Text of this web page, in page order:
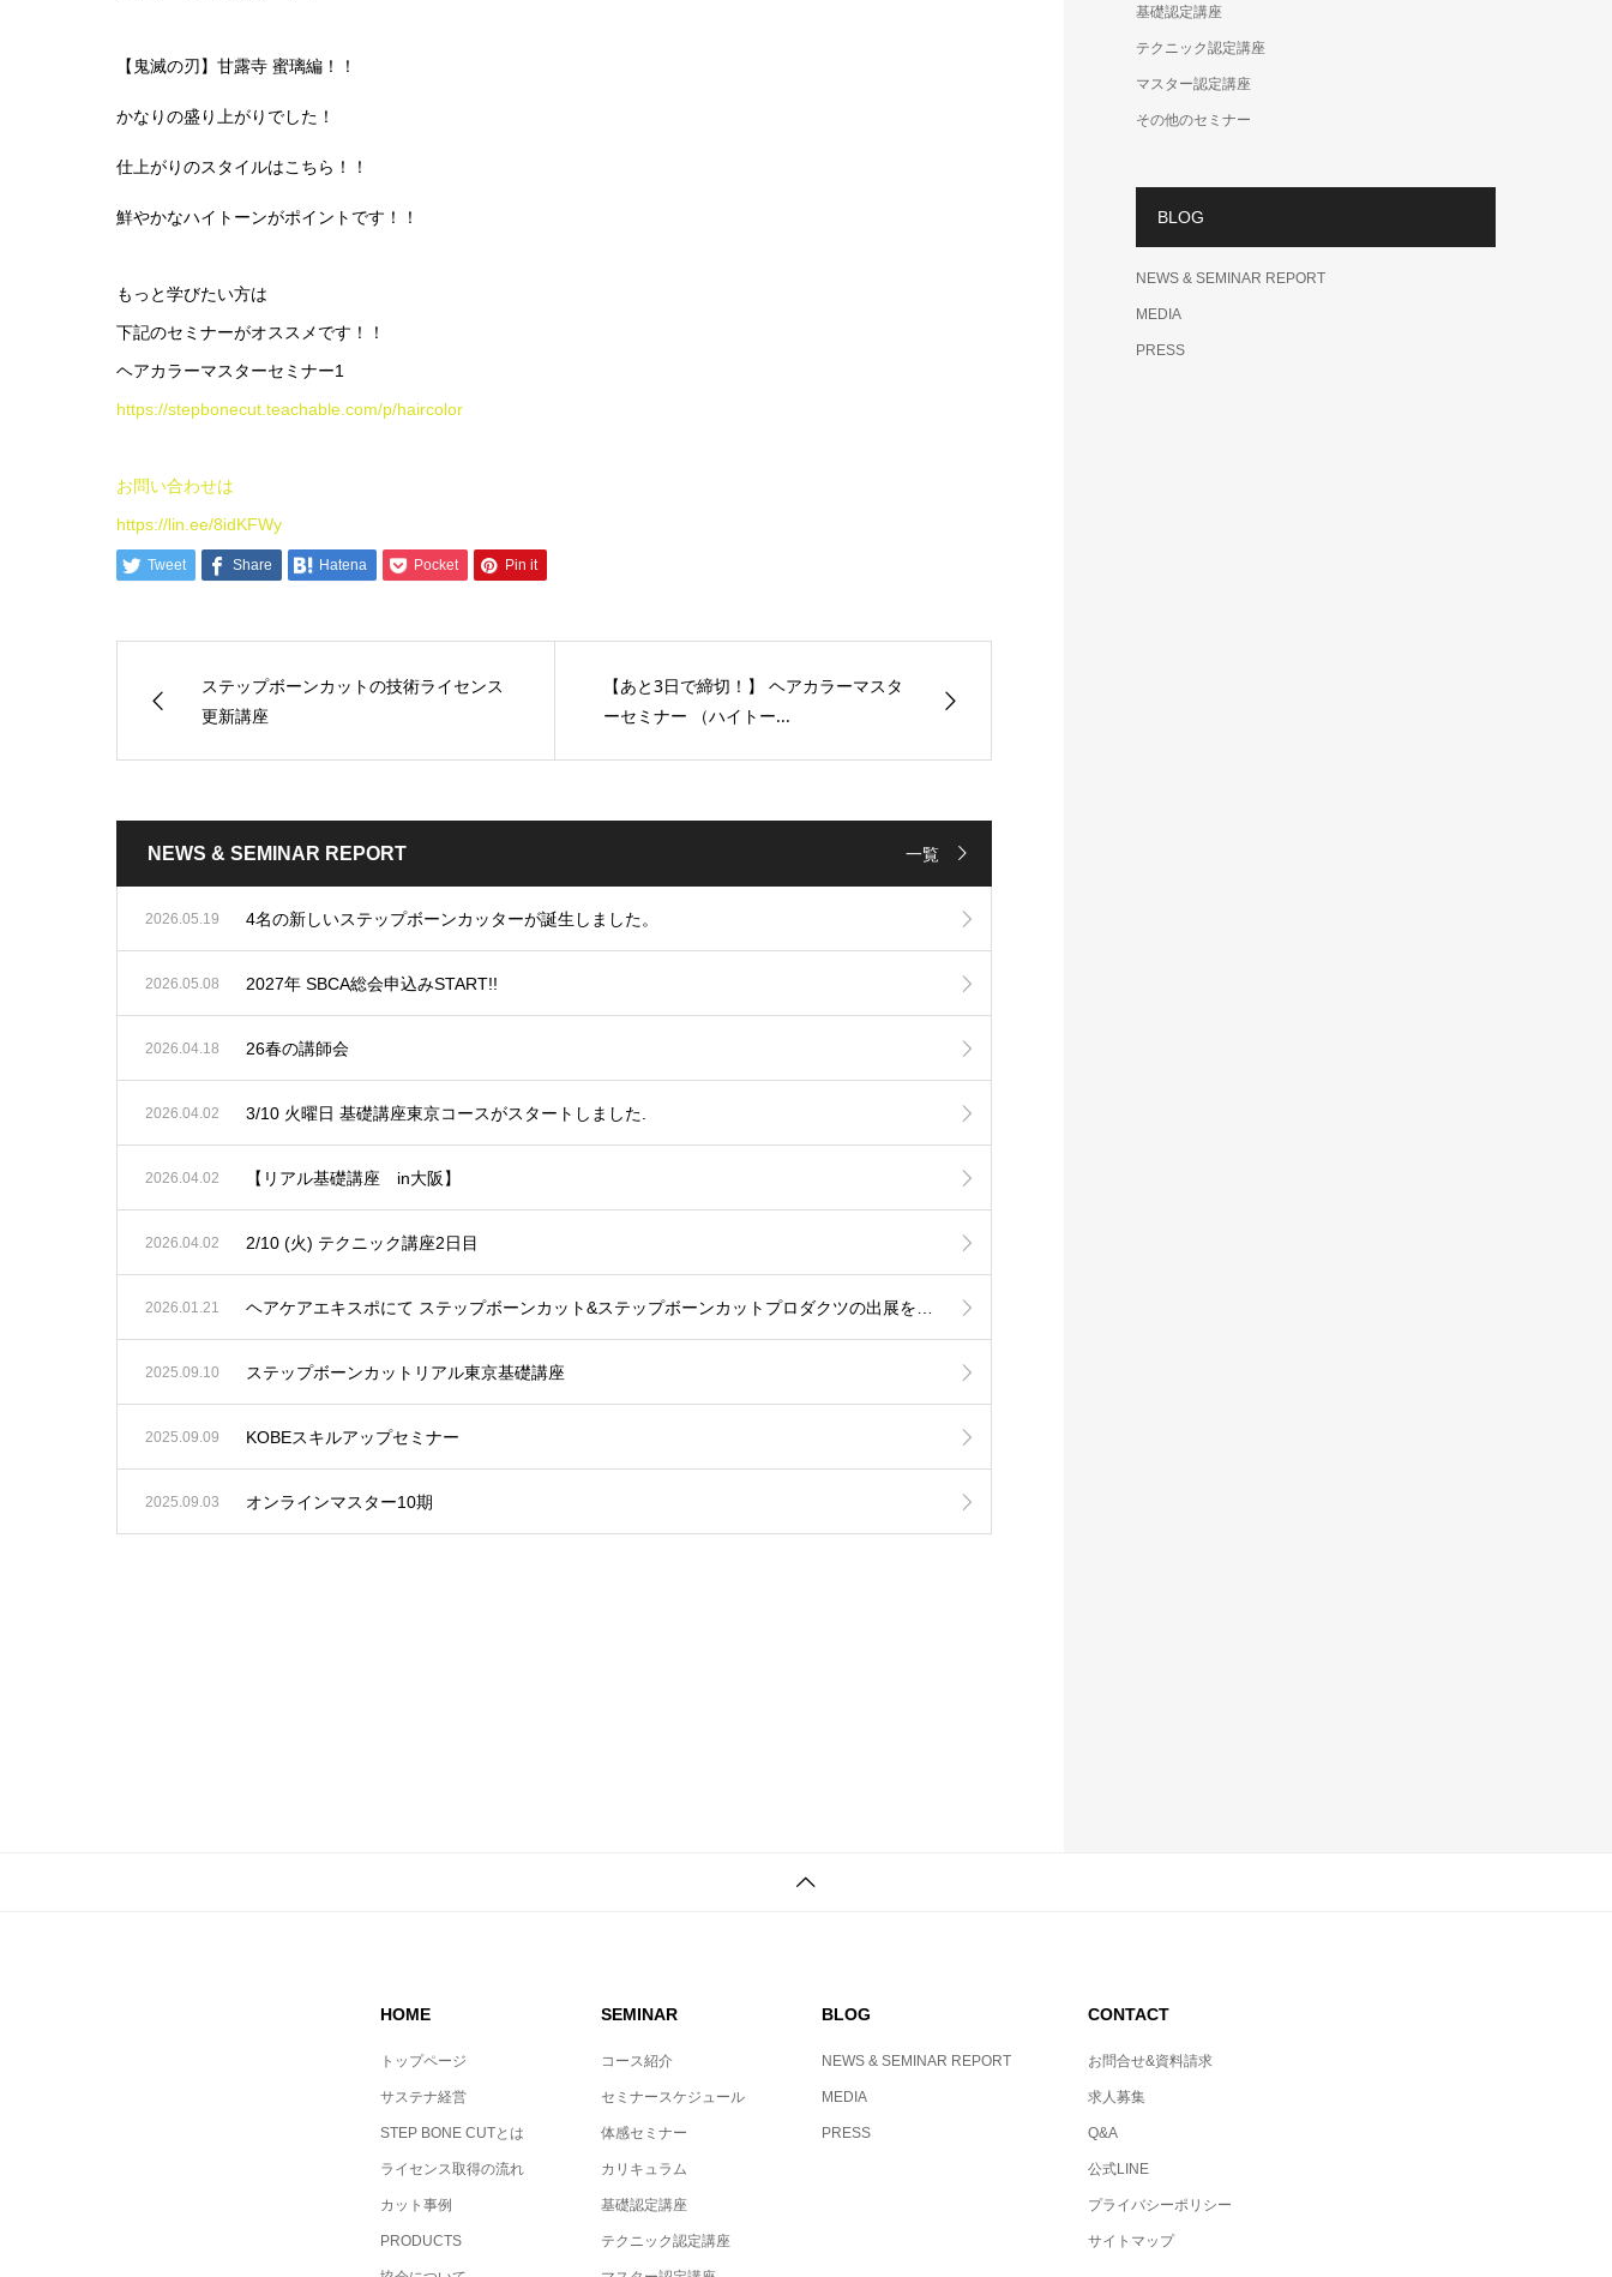
​【鬼滅の刃】甘露寺 蜜璃編！！
かなりの盛り上がりでした！
仕上がりのスタイルはこちら！！
鮮やかなハイトーンがポイントです！！
もっと学びたい方は
下記のセミナーがオススメです！！
ヘアカラーマスターセミナー1
https://stepbonecut.teachable.com/p/haircolor
お問い合わせは
https://lin.ee/8idKFWy
Tweet Share Hatena Pocket Pin it
ステップボーンカットの技術ライセンス
更新講座
【あと3日で締切！】 ヘアカラーマスタ
ーセミナー （ハイトー...
NEWS & SEMINAR REPORT 一覧
2026.05.19 4名の新しいステップボーンカッターが誕生しました。
2026.05.08 2027年 SBCA総会申込みSTART!!
2026.04.18 26春の講師会
2026.04.02 3/10 火曜日 基礎講座東京コースがスタートしました.
2026.04.02 【リアル基礎講座 in大阪】
2026.04.02 2/10 (火) テクニック講座2日目
2026.01.21
2025.09.10 ステップボーンカットリアル東京基礎講座
2025.09.09 KOBEスキルアップセミナー
2025.09.03 オンラインマスター10期
基礎認定講座
テクニック認定講座
マスター認定講座
その他のセミナー
BLOG
NEWS & SEMINAR REPORT
MEDIA
PRESS
HOME
トップページ
サステナ経営
STEP BONE CUTとは
ライセンス取得の流れ
カット事例
PRODUCTS
SEMINAR
コース紹介
セミナースケジュール
体感セミナー
カリキュラム
基礎認定講座
テクニック認定講座
BLOG
NEWS & SEMINAR REPORT
MEDIA
PRESS
CONTACT
お問合せ&資料請求
求人募集
Q&A
公式LINE
プライバシーポリシー
サイトマップ